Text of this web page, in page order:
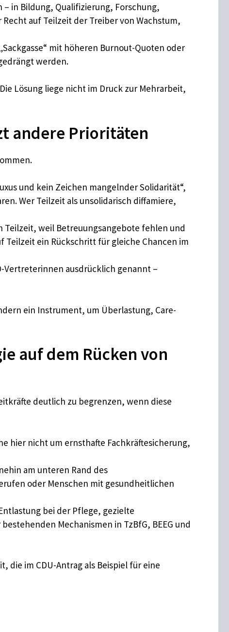
in Bildung, Qualifizierung, Forschung,
auf Teilzeit der Treiber von Wachstum,
mit höheren Burnout-Quoten oder
werden.
Lösung liege nicht im Druck zur Mehrarbeit,
andere Prioritäten
und kein Zeichen mangelnder Solidarität“,
Wer Teilzeit als unsolidarisch diffamiere,
Teilzeit, weil Betreuungsangebote fehlen und
Teilzeit ein Rückschritt für gleiche Chancen im
Vertreterinnen ausdrücklich genannt –
ein Instrument, um Überlastung, Care-
auf dem Rücken von
deutlich zu begrenzen, wenn diese
hier nicht um ernsthafte Fachkräftesicherung,
am unteren Rand des
oder Menschen mit gesundheitlichen
bei der Pflege, gezielte
Mechanismen in TzBfG, BEEG und
die im CDU-Antrag als Beispiel für eine